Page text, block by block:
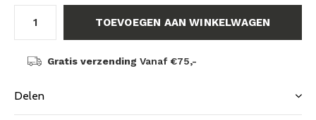
TOEVOEGEN AAN WINKELWAGEN
Gratis verzending Vanaf €75,-
Delen